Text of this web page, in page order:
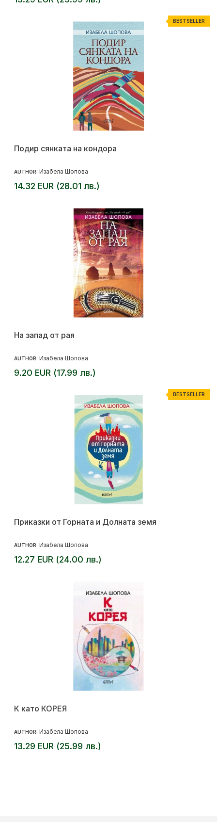
BESTSELLER
Подир сянката на кондора
AUTHOR: Изабела Шопова
14.32 EUR (28.01 лв.)
На запад от рая
AUTHOR: Изабела Шопова
9.20 EUR (17.99 лв.)
BESTSELLER
Приказки от Горната и Долната земя
AUTHOR: Изабела Шопова
12.27 EUR (24.00 лв.)
К като КОРЕЯ
AUTHOR: Изабела Шопова
13.29 EUR (25.99 лв.)